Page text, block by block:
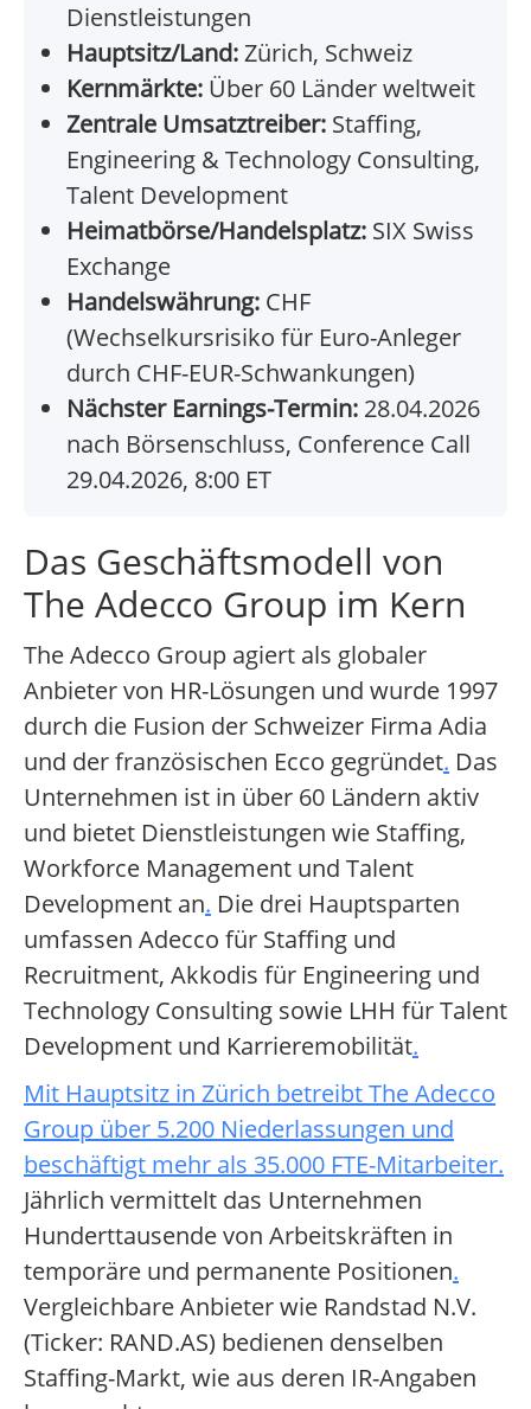
Dienstleistungen
Hauptsitz/Land:Zürich, Schweiz
Kernmärkte: Über 60 Länder weltweit
Zentrale Umsatztreiber: Staffing,
Engineering & Technology Consulting,
Talent Development
Heimatbörse/Handelsplatz: SIX Swiss
Exchange
Handelswährung: CHF
(Wechselkursrisiko für Euro-Anleger
durch CHF-EUR-Schwankungen)
Nächster Earnings-Termin: 28.04.2026
nach Börsenschluss, Conference Call
29.04.2026, 8:00 ET
Das Geschäftsmodell von
The Adecco Group im Kern
The Adecco Group agiert als globaler
Anbieter von HR-Lösungen und wurde 1997
durch die Fusion der Schweizer Firma Adia
und der französischen Ecco gegründet. Das
Unternehmen ist in über 60 Ländern aktiv
und bietet Dienstleistungen wie Staffing,
Workforce Management und Talent
Development an. Die drei Hauptsparten
umfassen Adecco für Staffing und
Recruitment, Akkodis für Engineering und
Technology Consulting sowie LHH für Talent
Development und Karrieremobilität.
Mit Hauptsitz in Zürich betreibt The Adecco
Group über 5.200 Niederlassungen und
beschäftigt mehr als 35.000 FTE-Mitarbeiter.
Jährlich vermittelt das Unternehmen
Hunderttausende von Arbeitskräften in
temporäre und permanente Positionen.
Vergleichbare Anbieter wie Randstad N.V.
(Ticker: RAND.AS) bedienen denselben
Staffing-Markt, wie aus deren IR-Angaben